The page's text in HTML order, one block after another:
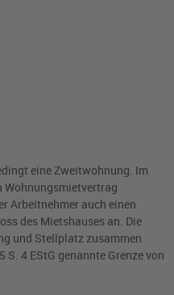
eine Zweitwohnung. Im
Wohnungsmietvertrag
Arbeitnehmer auch einen
des Mietshauses an. Die
und Stellplatz zusammen
S. 4 EStG genannte Grenze von